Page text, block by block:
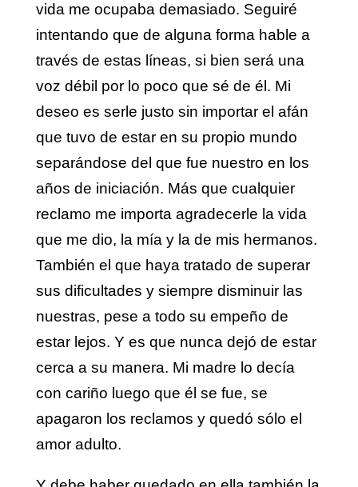
vida me ocupaba demasiado. Seguiré
intentando que de alguna forma hable a
través de estas líneas, si bien será una
voz débil por lo poco que sé de él. Mi
deseo es serle justo sin importar el afán
que tuvo de estar en su propio mundo
separándose del que fue nuestro en los
años de iniciación. Más que cualquier
reclamo me importa agradecerle la vida
que me dio, la mía y la de mis hermanos.
También el que haya tratado de superar
sus dificultades y siempre disminuir las
nuestras, pese a todo su empeño de
estar lejos. Y es que nunca dejó de estar
cerca a su manera. Mi madre lo decía
con cariño luego que él se fue, se
apagaron los reclamos y quedó sólo el
amor adulto.